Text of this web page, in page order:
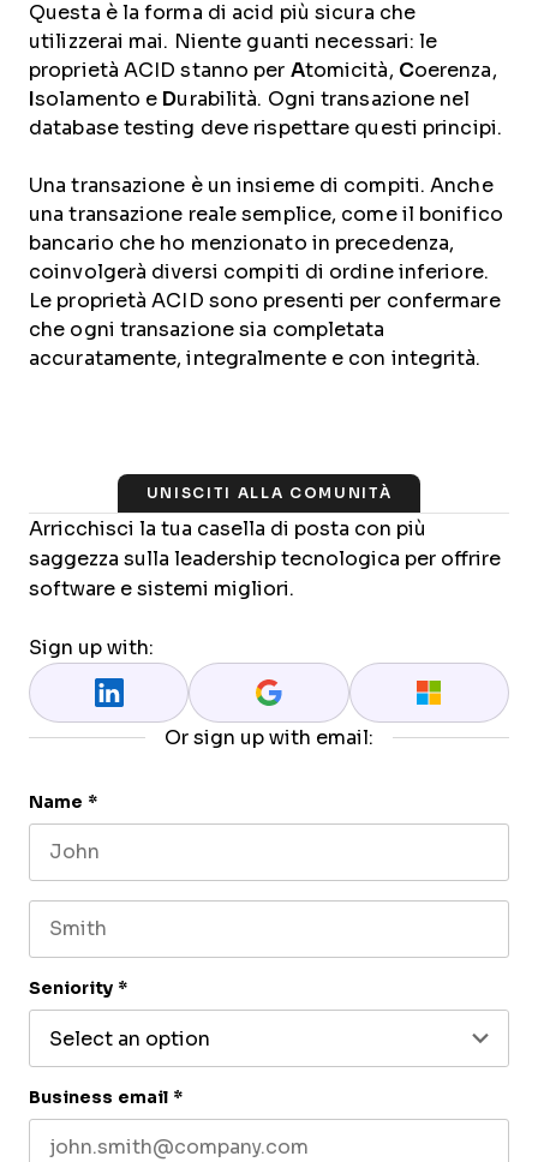
Questa è la forma di acid più sicura che
utilizzerai mai. Niente guanti necessari: le
proprietà ACID stanno per Atomicità, Coerenza,
Isolamento e Durabilità. Ogni transazione nel
database testing deve rispettare questi principi.
Una transazione è un insieme di compiti. Anche
una transazione reale semplice, come il bonifico
bancario che ho menzionato in precedenza,
coinvolgerà diversi compiti di ordine inferiore.
Le proprietà ACID sono presenti per confermare
che ogni transazione sia completata
accuratamente, integralmente e con integrità.
UNISCITI ALLA COMUNITÀ
Arricchisci la tua casella di posta con più
saggezza sulla leadership tecnologica per offrire
software e sistemi migliori.
Sign up with:
Or sign up with email:
Name *
Seniority *
Business email *